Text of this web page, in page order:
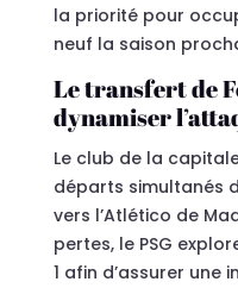
la priorité pour
neuf la saison
Le transfert de
dynamiser
Le club de la
départs simultanés
vers l’Atlético de
pertes, le PSG
1 afin d’assurer